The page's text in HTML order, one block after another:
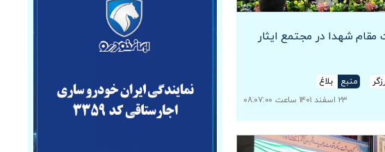
مقام شهدا در مجتمع ایثار
منبع
بلاغ
۲۳ اسفند ۱۴۰۱ ساعت ۰۸:۰۷:۰۰